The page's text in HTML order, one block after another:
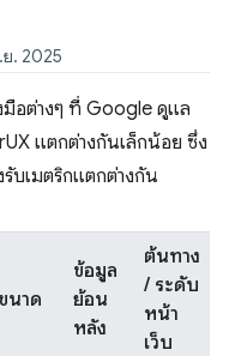
. 2025
มือต่างๆ ที่ Google ดูแล
แตกต่างกันเล็กน้อย ซึ่ง
บเมตริกแตกต่างกัน
ขนาด
ข้อมูล
ย้อน
หลัง
ต้นทาง
/ ระดับ
หน้า
เว็บ